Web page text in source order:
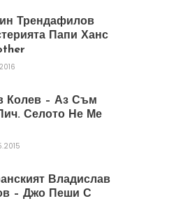
Трендафилов
Папи Ханс
Колев – Аз Съм
Пич. Селото Не Ме
Владислав
– Джо Пеши С